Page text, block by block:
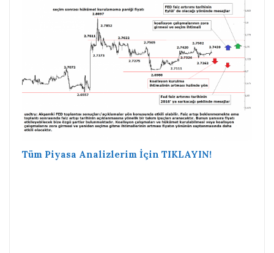
Tüm Piyasa Analizlerim İçin TIKLAYIN!